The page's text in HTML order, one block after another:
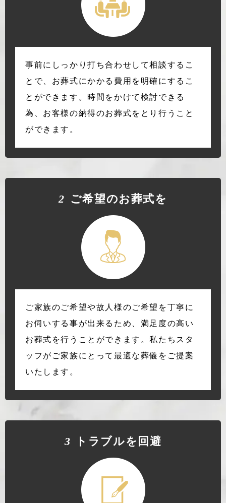
事前にしっかり打ち合わせして相談するこ
とで、お葬式にかかる費用を明確にするこ
とができます。時間をかけて検討できる
為、お客様の納得のお葬式をとり行うこと
ができます。
2 ご希望のお葬式を
ご家族のご希望や故人様のご希望を丁寧に
お伺いする事が出来るため、満足度の高い
お葬式を行うことができます。私たちスタ
ッフがご家族にとって最適な葬儀をご提案
いたします。
3 トラブルを回避